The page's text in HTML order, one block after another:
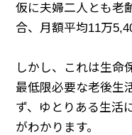
仮に夫婦二人とも老
合、月額平均11万
しかし、これは生命
最低限必要な老後生
ず、ゆとりある生活
がわかります。